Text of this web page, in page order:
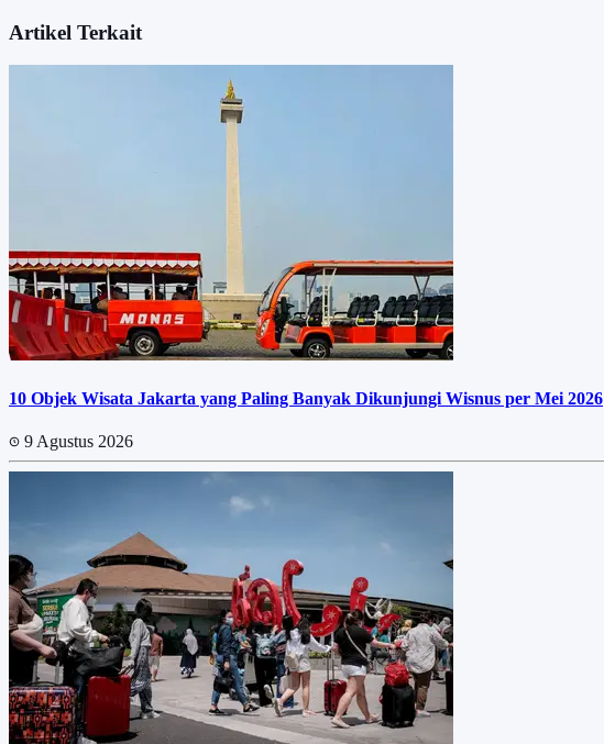
Artikel Terkait
10 Objek Wisata Jakarta yang Paling Banyak Dikunjungi Wisnus per Mei 2026
9 Agustus 2026